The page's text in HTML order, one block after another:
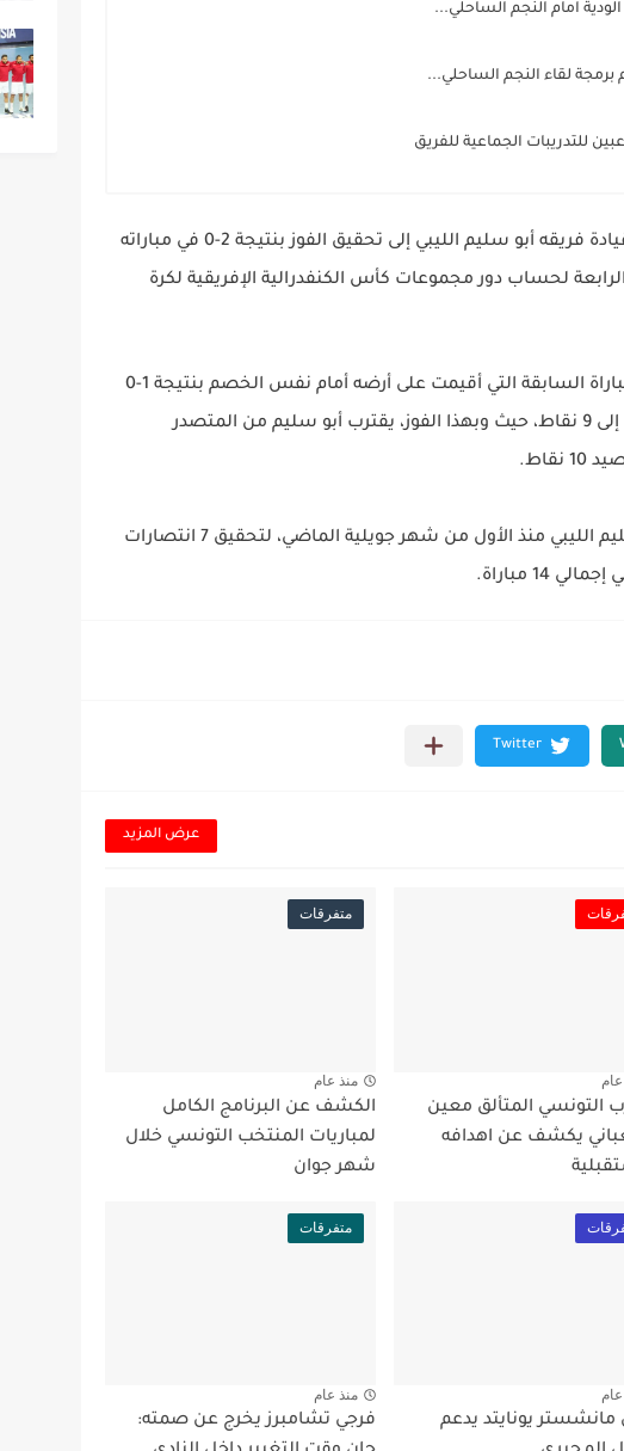
امام النجم الساحلي...
برمجة لقاء النجم الساحلي...
نجح المدرب التونسي شكري الخطوي في قيادة فريقه أبو سليم الليبي إلى تحقيق الفوز بنتيجة 2-0 في مباراته
لحساب دور مجموعات كأس الكنفدرالية الإفريقية لكرة
وكان الفريق الليبي قد حقق الانتصار في المباراة السابقة التي أقيمت على أرضه أمام نفس الخصم بنتيجة 1-0
في العاشر من هذا الشهر، مما رفع رصيده إلى 9 نقاط، حيث وبهذا الفوز، يقترب أبو سليم من المتصدر
هذا ويُشار إلى أن الخطوي قاد فريقه أبو سليم الليبي منذ الأول من شهر جويلية الماضي، لتحقيق 7 انتصارات
مباراة.
عرض المزيد
التونسي المتألق معين
يكشف عن اهدافه
متفرقات
منذ عام
الكشف عن البرنامج الكامل
لمباريات المنتخب التونسي خلال
شهر جوان
مانشستر يونايتد يدعم
متفرقات
منذ عام
فرجي تشامبرز يخرج عن صمته: